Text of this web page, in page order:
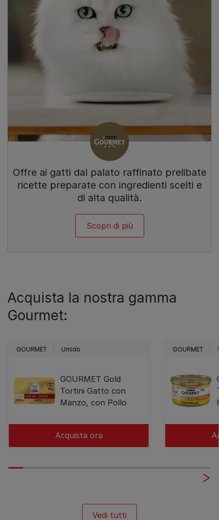
Offre ai gatti dal palato raffinato prelibate
ricette preparate con ingredienti scelti e
di alta qualità.
Scopri di più
Acquista la nostra gamma
Gourmet:
GOURMET Umido
GOURMET Gold
Tortini Gatto con
Manzo, con Pollo
Acquista ora
GOURMET
Vedi tutti